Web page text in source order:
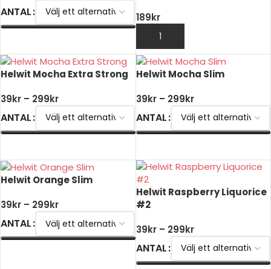
ANTAL
189kr
LÄGG TILL I VARUKORG
Helwit Mocha Extra Strong
39kr – 299kr
ANTAL
Helwit Mocha Slim
39kr – 299kr
ANTAL
Helwit Orange Slim
39kr – 299kr
ANTAL
Helwit Raspberry Liquorice
#2
39kr – 299kr
ANTAL